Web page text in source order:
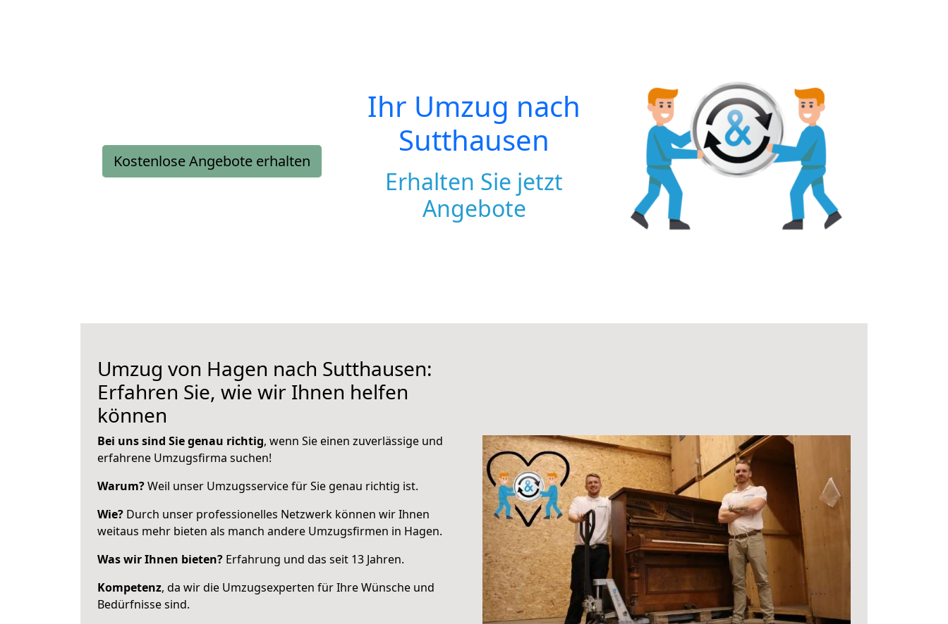
Kostenlose Angebote erhalten
Ihr Umzug nach
Sutthausen
Erhalten Sie jetzt
Angebote
Umzug von Hagen nach Sutthausen:
Erfahren Sie, wie wir Ihnen helfen
können
Bei uns sind Sie genau richtig, wenn Sie einen zuverlässige und
erfahrene Umzugsfirma suchen!
Warum?Weil unser Umzugsservice für Sie genau richtig ist.
Wie? Durch unser professionelles Netzwerk können wir Ihnen
weitaus mehr bieten als manch andere Umzugsfirmen in Hagen.
Was wir Ihnen bieten? Erfahrung und das seit 13 Jahren.
Kompetenz, da wir die Umzugsexperten für Ihre Wünsche und
Bedürfnisse sind.